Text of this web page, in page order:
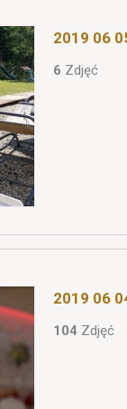
2019 06
6 Zdjęć
2019 06
104 Zdjęć